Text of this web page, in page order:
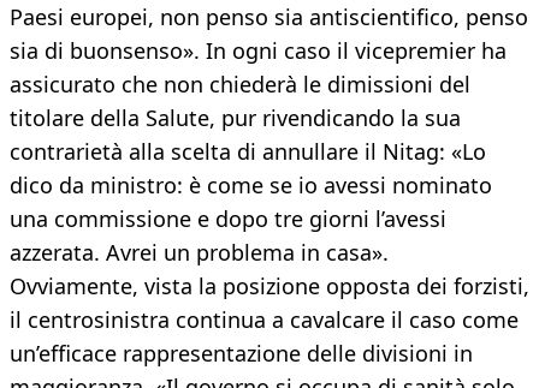
Paesi europei, non penso sia antiscientifico, penso
sia di buonsenso». In ogni caso il vicepremier ha
assicurato che non chiederà le dimissioni del
titolare della Salute, pur rivendicando la sua
contrarietà alla scelta di annullare il Nitag: «Lo
dico da ministro: è come se io avessi nominato
una commissione e dopo tre giorni l’avessi
azzerata. Avrei un problema in casa».
Ovviamente, vista la posizione opposta dei forzisti,
il centrosinistra continua a cavalcare il caso come
un’efficace rappresentazione delle divisioni in